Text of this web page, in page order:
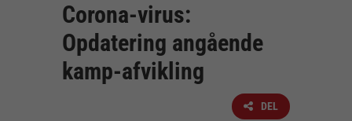
Corona-virus:
Opdatering angående
kamp-afvikling
DEL